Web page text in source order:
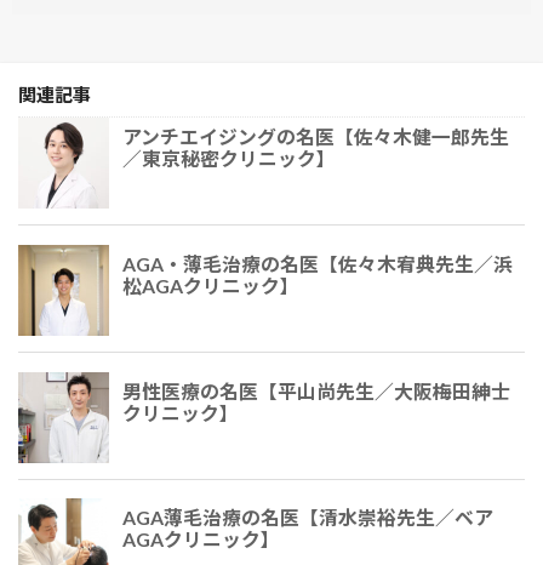
関連記事
アンチエイジングの名医【佐々木健一郎先生
／東京秘密クリニック】
AGA・薄毛治療の名医【佐々木宥典先生／浜
松AGAクリニック】
男性医療の名医【平山尚先生／大阪梅田紳士
クリニック】
AGA薄毛治療の名医【清水崇裕先生／ベア
AGAクリニック】